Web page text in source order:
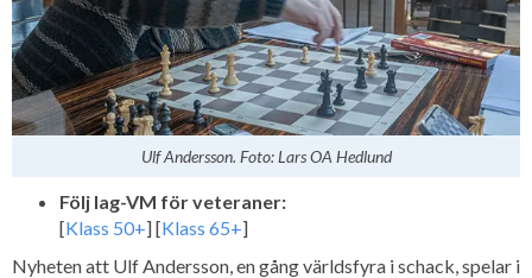
Ulf Andersson. Foto: Lars OA Hedlund
Följ lag-VM för veteraner:
[Klass 50+] [Klass 65+]
Nyheten att Ulf Andersson, en gång världsfyra i schack, spelar i